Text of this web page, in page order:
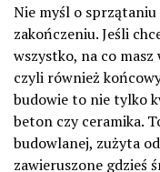
Nie myśl o
zakończeniu. Jeśli
wszystko, na co masz
czyli również
budowie to nie tylko
beton czy ceramika.
budowlanej, zużyta
zawieruszone gdzieś